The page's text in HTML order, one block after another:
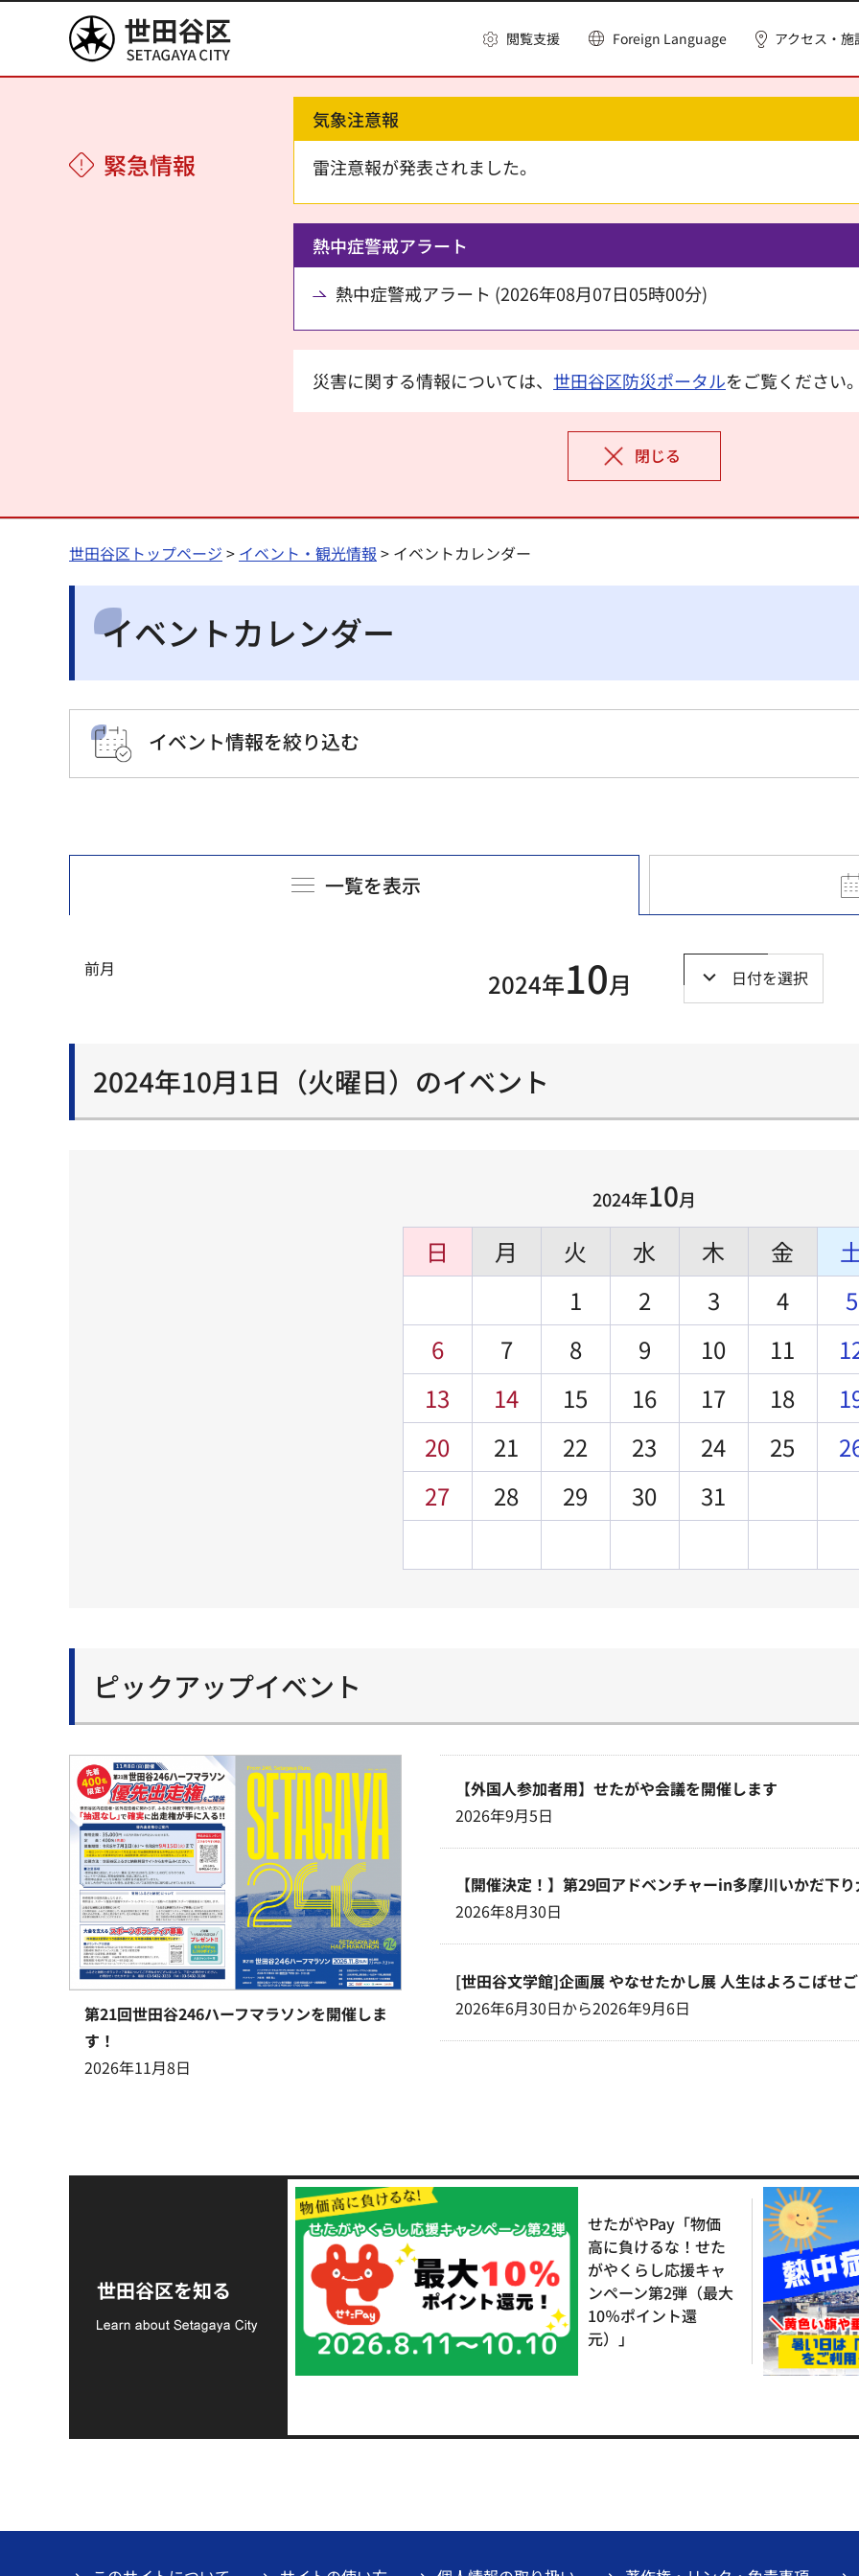
世田谷区 閲覧支援 Foreign Language アクセス・施
緊急情報
気象注意報
雷注意報が発表されました。
熱中症警戒アラート
熱中症警戒アラート (2026年08月07日05時00分)
災害に関する情報については、 世田谷区防災ポータルをご覧ください。
閉じる
世田谷区トップページ > イベント・観光情報 > イベントカレンダー
イベントカレンダー
イベント情報を絞り込む
一覧を表示
前月 2024年10月 日付を選択
2024年10月1日（火曜日）のイベント
2024年10月
日 月 火 水 木 金
1
2 3 4
5
6
7 8 9 10 11
13
14 15 16 17 18
20
21 22 23 24 25
27
28 29 30 31
ピックアップイベント
第21回世田谷246ハーフマラソンを開催しま
す！
2026年11月8日
【外国人参加者用】せたがや会議を開催します
2026年9月5日
【開催決定！】第29回アドベンチャーin多摩川いかだ下
2026年8月30日
[世田谷文学館]企画展 やなせたかし展 人生はよろこばせ
2026年6月30日から2026年9月6日
世田谷区を知る
支援金の募集につい
て
せたがやPay「物価
高に負けるな！せた
がやくらし応援キャ
ンペーン第2弾（最大
10％ポイント還
元）」